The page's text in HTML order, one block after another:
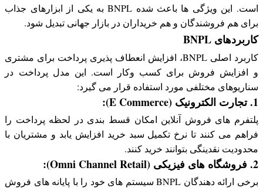
است. این ویژگی ها باعث شده BNPL به یکی از ابزارهای جذاب
برای هم فروشندگان و هم خریداران در بازار جهانی تبدیل شود.
کاربردهای BNPL
کاربرد اصلی BNPL، افزایش انعطاف پذیری پرداخت برای مشتری
و افزایش فروش برای کسب وکار است. این مدل پرداخت در
سناریوهای مختلفی مورد استفاده قرار می گیرد:
1. تجارت الکترونیک (E Commerce):
پلتفرم های فروش آنلاین امکان قسط بندی در لحظه پرداخت را
فراهم می کنند تا نرخ تکمیل سبد خرید افزایش یابد و مشتریان با
محدودیت نقدینگی بتوانند خرید کنند.
2. فروشگاه های فیزیکی (Omni Channel Retail):
برخی ارائه دهندگان BNPL سیستم های خود را با پایانه های فروش